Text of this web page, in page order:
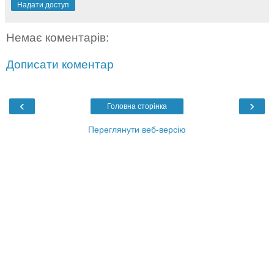
Надати доступ
Немає коментарів:
Дописати коментар
‹ ›
Головна сторінка
Переглянути веб-версію